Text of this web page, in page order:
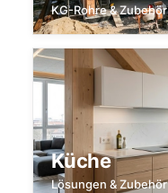
KG-Rohre & Zubehör
Küche
Lösungen & Zubehör